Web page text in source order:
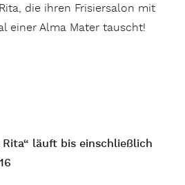
die ihren Frisiersalon mit
einer Alma Mater tauscht!
Rita“ läuft bis einschließlich